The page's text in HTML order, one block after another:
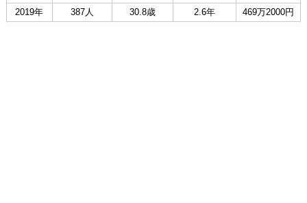
2019年
387人 30.8歳 2.6年 469万2000円